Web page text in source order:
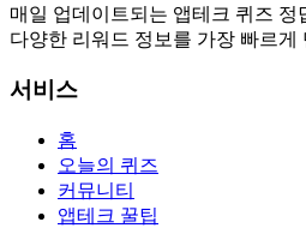
매일 업데이트되는 앱테크 퀴즈 정
다양한 리워드 정보를 가장 빠르게
서비스
홈
오늘의 퀴즈
커뮤니티
앱테크 꿀팁